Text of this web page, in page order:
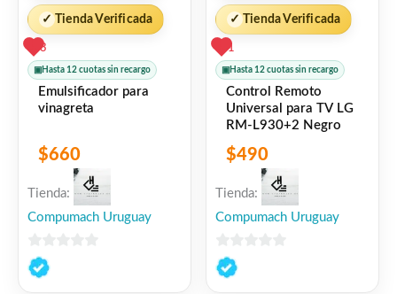
✓ Tienda Verificada
3
▣ Hasta 12 cuotas sin recargo
Emulsificador para
vinagreta
$660
Tienda:
Compumach Uruguay
0
de
✓ Tienda Verificada
1
▣ Hasta 12 cuotas sin recargo
Control Remoto
Universal para TV LG
RM-L930+2 Negro
$490
Tienda:
Compumach Uruguay
0
de